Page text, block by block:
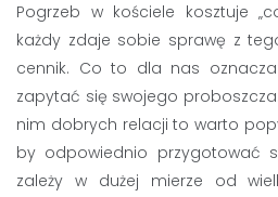
Pogrzeb w kościele kosztuje
każdy zdaje sobie sprawę z
cennik. Co to dla nas
zapytać się swojego
nim dobrych relacji to warto
by odpowiednio przygotować
zależy w dużej mierze od